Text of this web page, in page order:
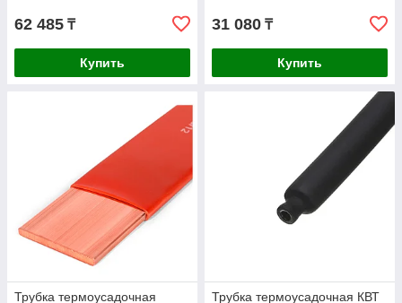
62 485 ₸
Купить
31 080 ₸
Купить
Трубка термоусадочная
Трубка термоусадочная КВТ